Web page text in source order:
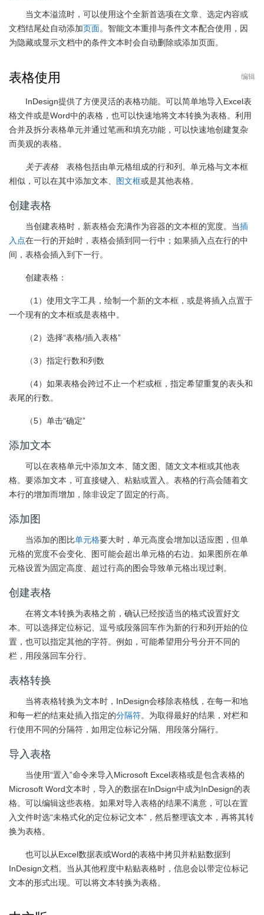
当文本溢流时，可以使用这个全新首选项在文章、选定内容或
文档结尾处自动添加页面。智能文本重排与条件文本配合使用，因
为隐藏或显示文档中的条件文本时会自动删除或添加页面。
表格使用 编辑
InDesign提供了方便灵活的表格功能。可以简单地导入Excel表
格文件或是Word中的表格，也可以快速地将文本转换为表格。利用
合并及拆分表格单元并通过笔画和填充功能，可以快速地创建复杂
而美观的表格。
关于表格 表格包括由单元格组成的行和列。单元格与文本框
相似，可以在其中添加文本、 图文框或是其他表格。
创建表格
当创建表格时，新表格会充满作为容器的文本框的宽度。当插
入点在一行的开始时，表格会插到同一行中；如果插入点在行的中
间，表格会插入到下一行。
创建表格：
（1）使用文字工具，绘制一个新的文本框，或是将插入点置于
一个现有的文本框或是表格中。
（2）选择“表格/插入表格”
（3）指定行数和列数
（4）如果表格会跨过不止一个栏或框，指定希望重复的表头和
表尾的行数。
（5）单击“确定”
添加文本
可以在表格单元中添加文本、随文图、随文文本框或其他表
格。要添加文本，可直接键入、粘贴或置入。表格的行高会随着文
本行的增加而增加，除非设定了固定的行高。
添加图
当添加的图比单元格要大时，单元高度会增加以适应图，但单
元格的宽度不会变化、图可能会超出单元格的右边。如果图所在单
元格设置为固定高度、超过行高的图会导致单元格出现过剩。
创建表格
在将文本转换为表格之前，确认已经按适当的格式设置好文
本。可以选择定位标记、逗号或段落回车作为新的行和列开始的位
置，也可以指定其他的字符。例如，可能希望用分号分开不同的
栏，用段落回车分行。
表格转换
当将表格转换为文本时，InDesign会移除表格线，在每一和地
和每一栏的结束处插入指定的分隔符。为取得最好的结果，对栏和
行使用不同的分隔符，如用定位标记分隔、用段落分隔行。
导入表格
当使用“置入”命令来导入Microsoft Excel表格或是包含表格的
Microsoft Word文本时，导入的数据在InDsign中成为InDesign的表
格。可以编辑这些表格。如果对导入表格的结果不满意，可以在置
入文件时选“未格式化的定位标记文本”，然后整理该文本，再将其转
换为表格。
也可以从Excel数据表或Word的表格中拷贝并粘贴数据到
InDesign文档。当从其他程度中粘贴表格时，信息会以带定位标记
文本的形式出现。可以将文本转换为表格。